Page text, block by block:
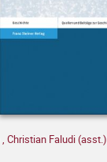
, Christian Faludi (asst.)